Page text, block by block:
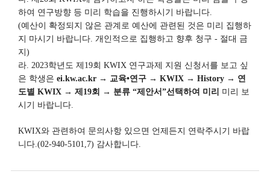
하여 연구방향 등 미리 학습을 진행하시기 바랍니다.
(예산이 확정되지 않은 관계로 예산에 관련된 것은 미리 집행하
지 마시기 바랍니다. 개인적으로 집행하고 향후 청구 - 절대 금
지 )
라. 2023학년도 제 19회 KWIX 연구과제 지원 신청서를 보고 싶
은 학생은 ei.kw.ac.kr → 교육•연구 → KWIX → History → 연
도별 KWIX → 제 19회 → 분류 “제안서 ”선택하여 미리 미리 보
시기 바랍니다.
KWIX와 관련하여 문의사항 있으면 언제든지 연락주시기 바랍
니다.(02-940-5101,7) 감사합니다.